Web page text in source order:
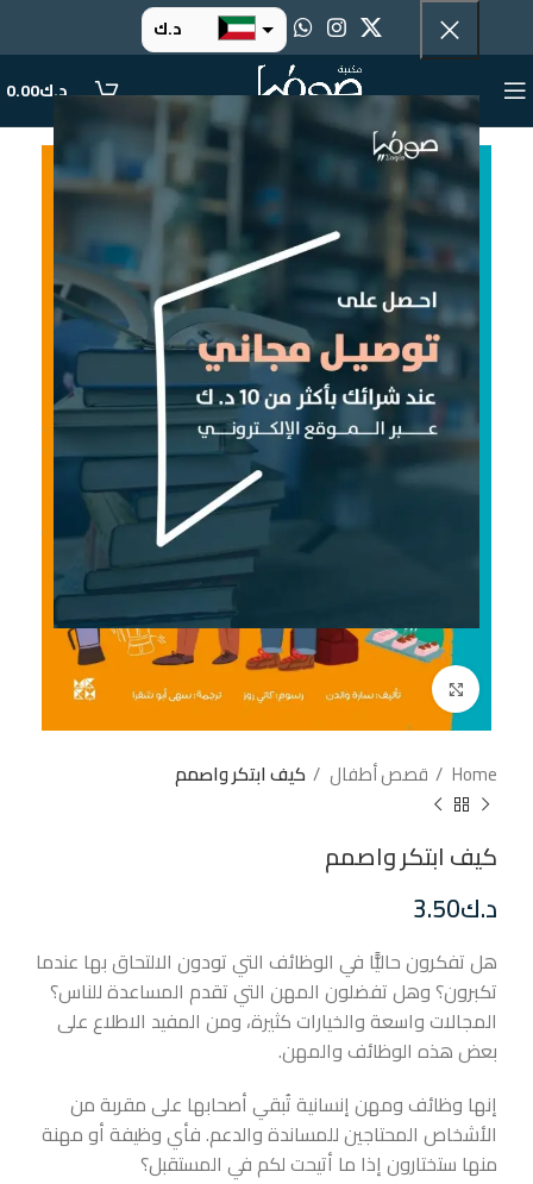
د.ك
ر.س
.د.ب
د.ك0.00
إضغط للتكبير
Home قصص أطفال كيف ابتكر واصمم
كيف ابتكر واصمم
د.ك3.50
هل تفكرون حاليًّا في الوظائف التي تودون الالتحاق بها عندما
تكبرون؟ وهل تفضلون المهن التي تقدم المساعدة للناس؟
المجالات واسعة والخيارات كثيرة، ومن المفيد الاطلاع على
بعض هذه الوظائف والمهن.
إنها وظائف ومهن إنسانية تُبقي أصحابها على مقربة من
الأشخاص المحتاجين للمساندة والدعم. فأي وظيفة أو مهنة
منها ستختارون إذا ما أتيحت لكم في المستقبل؟